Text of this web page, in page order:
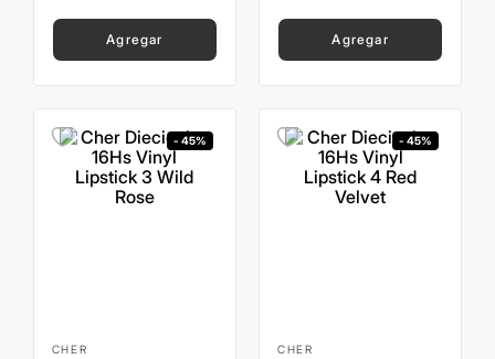
Agregar Agregar
- 45%
CHER
- 45%
CHER